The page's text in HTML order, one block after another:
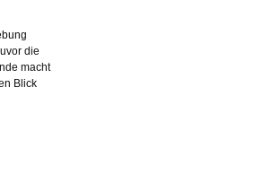
die
macht
Blick